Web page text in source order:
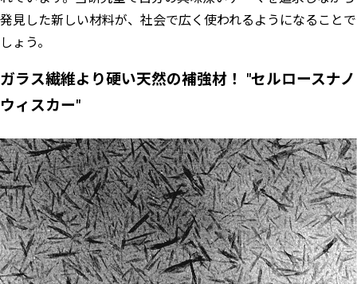
発見した新しい材料が、社会で広く使われるようになることで
しょう。
ガラス繊維より硬い天然の補強材！ "セルロースナノ
ウィスカー"